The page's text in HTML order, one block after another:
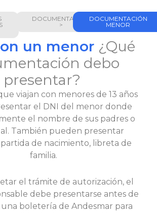
DOCUMENTACIÓN
>
DOCUMENTACIÓN
MENOR
un menor ¿Qué
debo
presentar?
viajan con menores de 13 años
el DNI del menor donde
el nombre de sus padres o
También pueden presentar
de nacimiento, libreta de
familia.
el trámite de autorización, el
debe presentarse antes de
una boletería de Andesmar para